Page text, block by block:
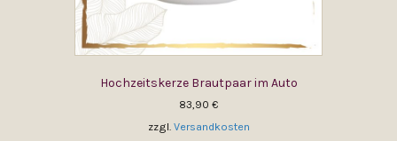
Hochzeitskerze Brautpaar im Auto
83,90 €
zzgl. Versandkosten